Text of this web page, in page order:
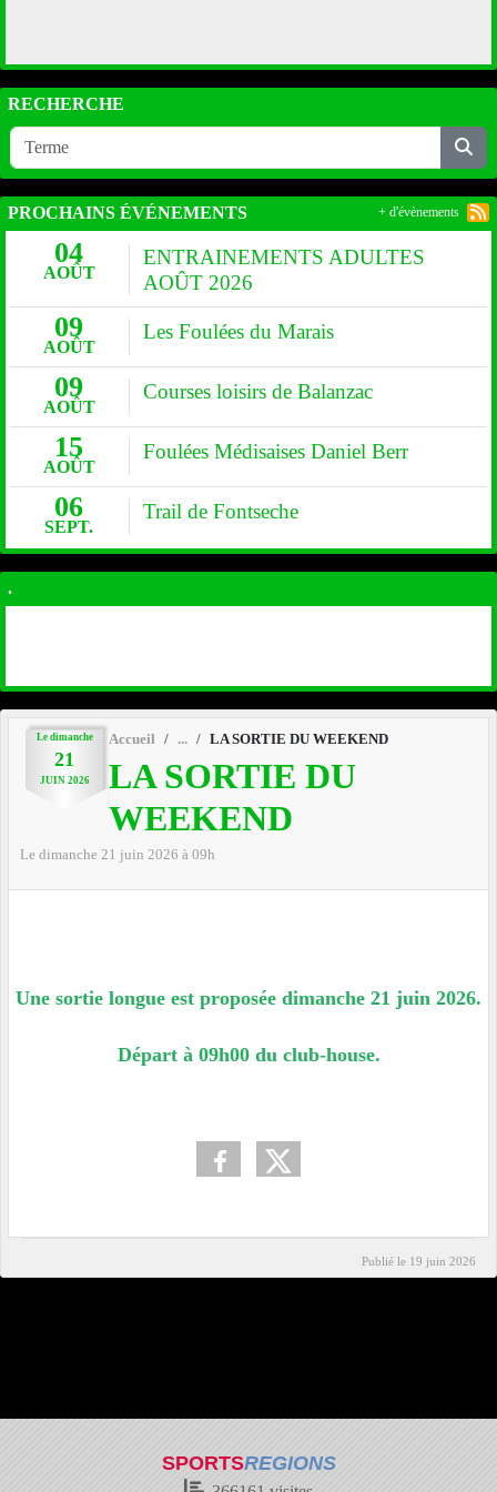
Le dimanche
21
JUIN 2026
Accueil LA SORTIE DU WEEKEND
LA SORTIE DU
WEEKEND
Le dimanche 21 juin 2026 à 09h
Une sortie longue est proposée dimanche 21 juin 2026.
Départ à 09h00 du club-house.
Publié le 19 juin 2026
RECHERCHE
PROCHAINS ÉVÉNEMENTS
04
AOÛT
ENTRAINEMENTS ADULTES
AOÛT 2026
09
AOÛT
Les Foulées du Marais
09
AOÛT
Courses loisirs de Balanzac
15
AOÛT
Foulées Médisaises Daniel Berr
06
SEPT.
Trail de Fontseche
+ d'évènements
.
SPORTSREGIONS